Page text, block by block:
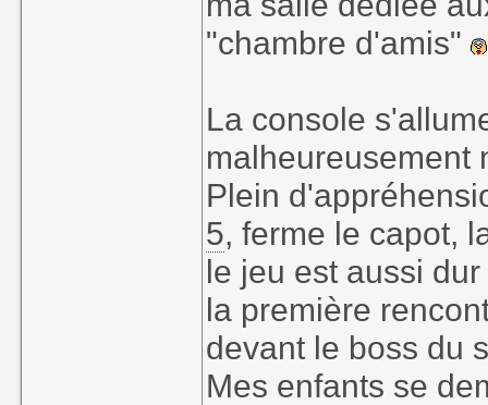
"chambre d'amis"
La console
malheureusement
Plein
5, ferme le capot,
le jeu est aussi
la première
devant le boss du
Mes enfants se